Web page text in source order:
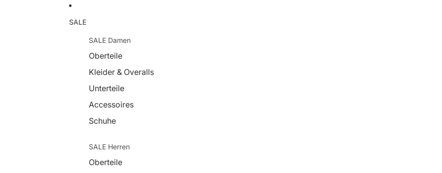
SALE
SALE Damen
Oberteile
Kleider & Overalls
Unterteile
Accessoires
Schuhe
SALE Herren
Oberteile